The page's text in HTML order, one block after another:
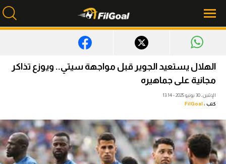
محتوى إخباري
الرئيسية
أخبار
مباريات
ميركاتو
فانتازي في الجول
الهلال يستعيد الجوير قبل مواجهة سيتي.. ويوزع تذاكر
مجانية على جماهيره
الإثنين، 30 يونيو 2025 - 13:14
كتب : FilGoal